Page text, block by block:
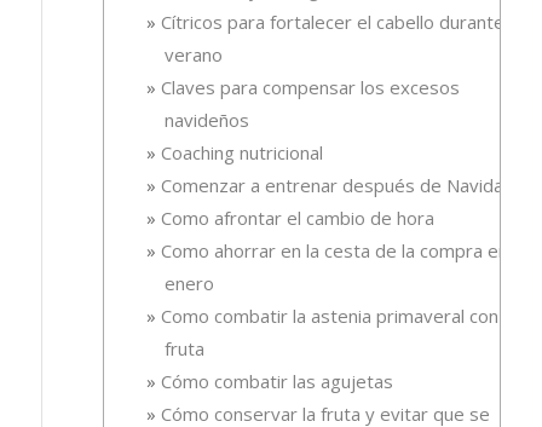
Cítricos para fortalecer el cabello durante el
verano
Claves para compensar los excesos
navideños
Coaching nutricional
Comenzar a entrenar después de Navidad
Como afrontar el cambio de hora
Como ahorrar en la cesta de la compra en
enero
Como combatir la astenia primaveral con
fruta
Cómo combatir las agujetas
Cómo conservar la fruta y evitar que se